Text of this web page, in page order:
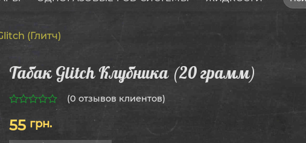
(Глитч)
Табак Glitch Клубника (20 грамм)
из
5
(0 отзывов клиентов)
55 грн.